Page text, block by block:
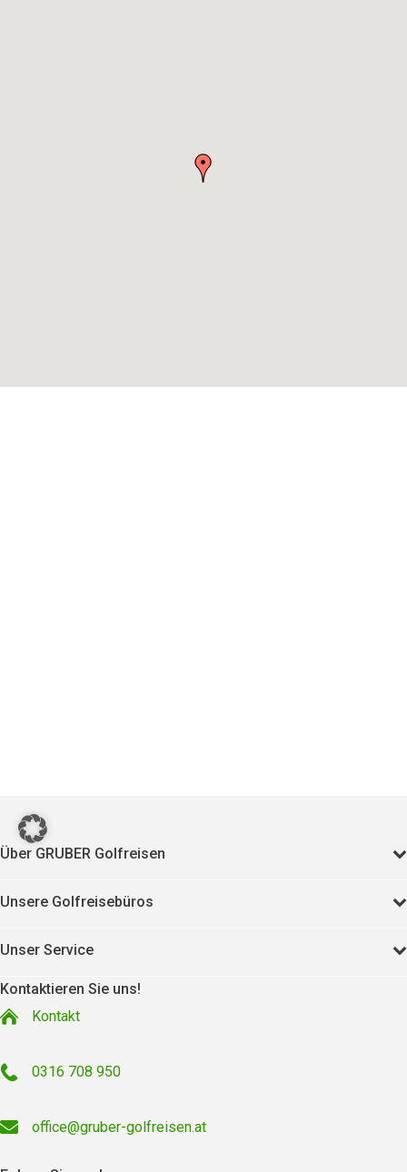
Über GRUBER Golfreisen
Unsere Golfreisebüros
Unser Service
Kontaktieren Sie uns!
Kontakt
0316 708 950
office@gruber-golfreisen.at